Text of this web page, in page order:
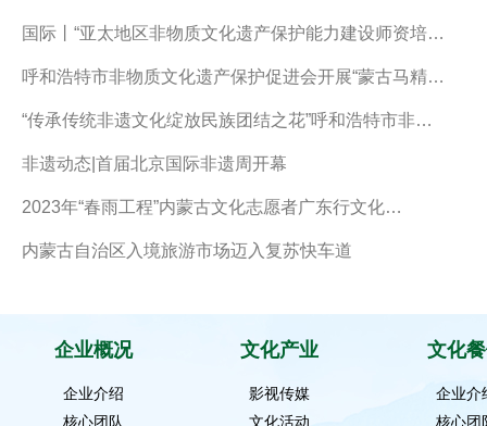
国际丨“亚太地区非物质文化遗产保护能力建设师资培…
呼和浩特市非物质文化遗产保护促进会开展“蒙古马精…
“传承传统非遗文化绽放民族团结之花”呼和浩特市非…
非遗动态|首届北京国际非遗周开幕
2023年“春雨工程”内蒙古文化志愿者广东行文化…
内蒙古自治区入境旅游市场迈入复苏快车道
企业概况
企业介绍
核心团队
文化产业
影视传媒
文化活动
文化
企业介
核心团